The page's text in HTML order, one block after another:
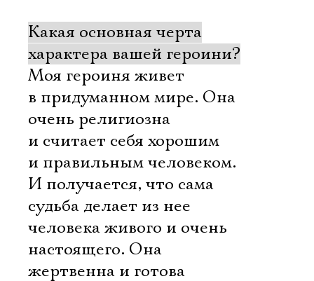
Какая основная черта
характера вашей героини?
Моя героиня живет
в придуманном мире. Она
очень религиозна
и считает себя хорошим
и правильным человеком.
И получается, что сама
судьба делает из нее
человека живого и очень
настоящего. Она
жертвенна и готова